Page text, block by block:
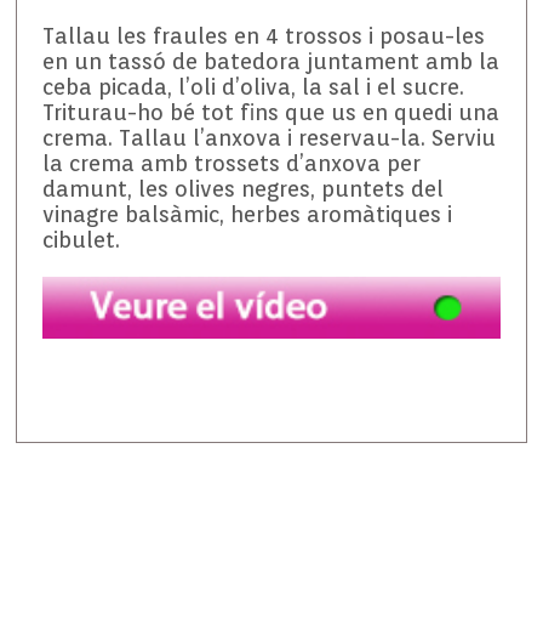
Tallau les fraules en 4 trossos i posau-les
en un tassó de batedora juntament amb la
ceba picada, l’oli d’oliva, la sal i el sucre.
Triturau-ho bé tot fins que us en quedi una
crema. Tallau l’anxova i reservau-la. Serviu
la crema amb trossets d’anxova per
damunt, les olives negres, puntets del
vinagre balsàmic, herbes aromàtiques i
cibulet.